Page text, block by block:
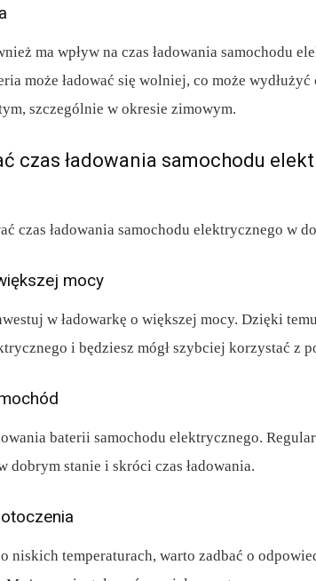
ma wpływ na czas ładowania samochodu
może ładować się wolniej, co może wydłużyć
szczególnie w okresie zimowym.
czas ładowania samochodu
czas ładowania samochodu elektrycznego w
mocy
w ładowarkę o większej mocy. Dzięki
i będziesz mógł szybciej korzystać z
baterii samochodu elektrycznego.
dobrym stanie i skróci czas ładowania.
niskich temperaturach, warto zadbać o